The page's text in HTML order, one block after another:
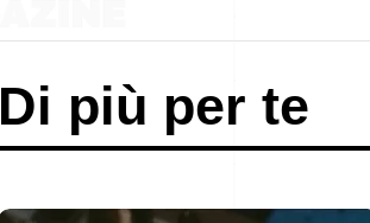
Di più per te